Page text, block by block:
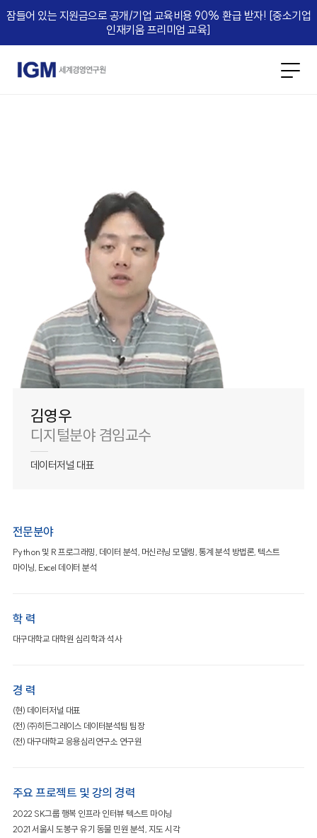
잠들어 있는 지원금으로 공개/기업 교육비용 90% 환급 받자! [중소기업
인재키움 프리미엄 교육]​
김영우
디지털분야 겸임교수
데이터저널 대표
전문분야
Python 및 R 프로그래밍, 데이터 분석, 머신러닝 모델링, 통계 분석 방법론, 텍스트
마이닝, Excel 데이터 분석
학 력
대구대학교 대학원 심리학과 석사
경 력
(현) 데이터저널 대표
(전) ㈜히든그레이스 데이터분석팀 팀장
(전) 대구대학교 응용심리연구소 연구원
주요 프로젝트 및 강의 경력
2022 SK그룹 행복 인프라 인터뷰 텍스트 마이닝
2021 서울시 도봉구 유기 동물 민원 분석, 지도 시각